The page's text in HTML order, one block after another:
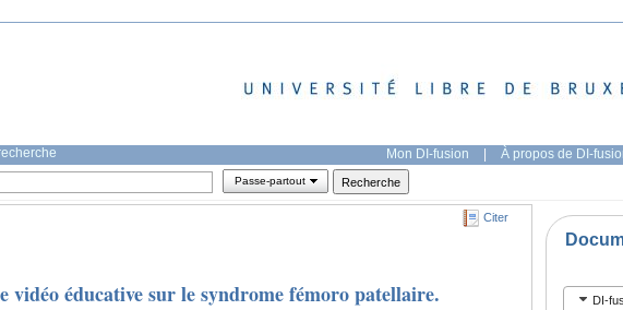
Mon DI-fusion | À propos de DI-
Passe-partout
Citer
vidéo éducative sur le syndrome fémoro patellaire. DI-